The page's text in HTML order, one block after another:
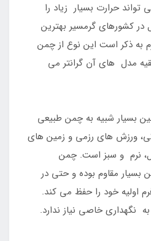
حرارت بسیار زیاد را
کشورهای گرمسیر بهترین
به ذکر است این نوع از چمن
مدل های آن گرانتر می
بسیار شبیه به چمن طبیعی
ورزش های رزمی و زمین های
نرم و سبز است. چمن
مقاوم بوده و حتی در
اولیه خود را حفظ می کند.
نگهداری خاصی نیاز ندارد.